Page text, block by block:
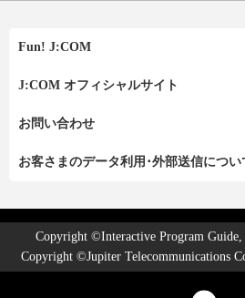
Fun! J:COM
J:COM オフィシャルサイト
お問い合わせ
お客さまのデータ利用･外部送信につい
Copyright ©Interactive Program Guide,
Copyright ©Jupiter Telecommunications